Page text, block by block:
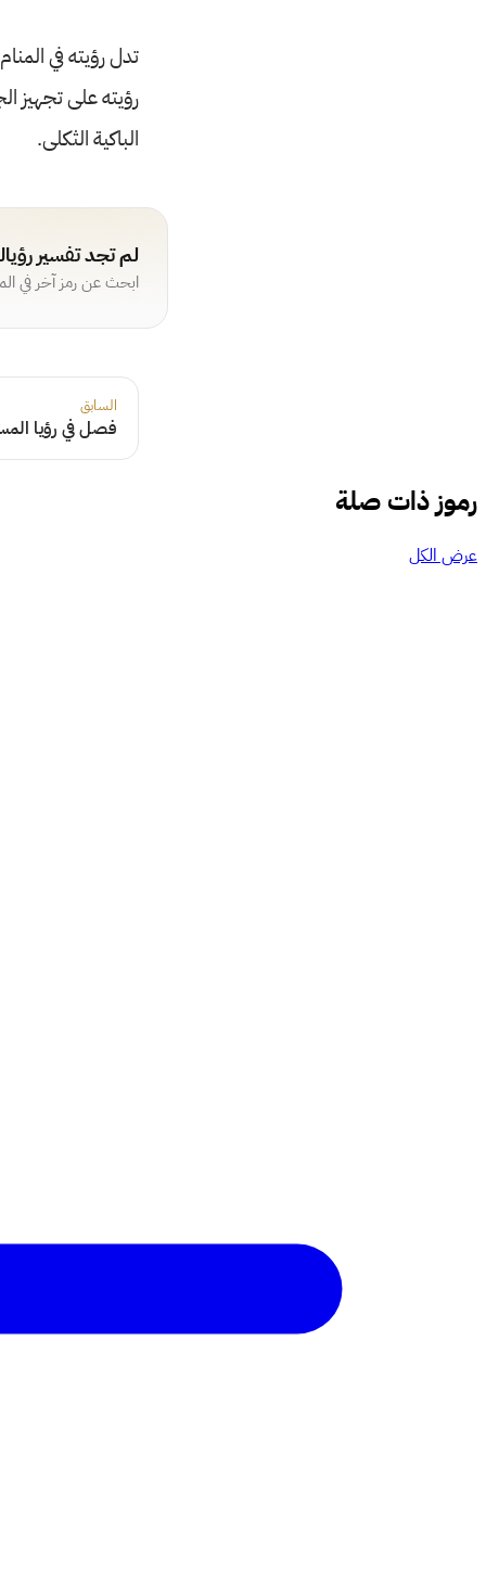
تدل رؤيته في
رؤيته على تجهيز
الباكية الثكلى.
لم تجد تفسير
ابحث عن رمز آخر في
السابق
فصل في رؤيا
رموز ذات صلة
عرض الكل